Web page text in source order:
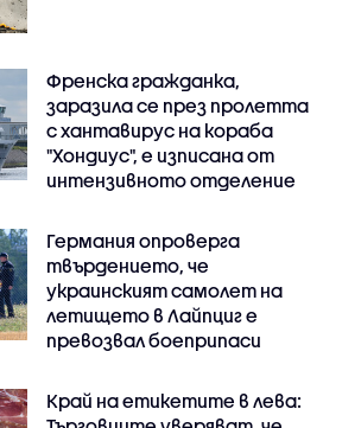
Френска гражданка,
заразила се през пролетта
с хантавирус на кораба
"Хондиус", е изписана от
интензивното отделение
Германия опроверга
твърдението, че
украинският самолет на
летището в Лайпциг е
превозвал боеприпаси
Край на етикетите в лева: